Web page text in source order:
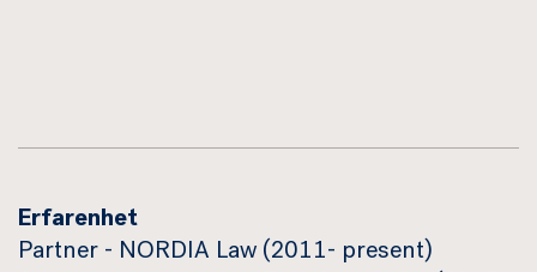
Erfarenhet
Partner - NORDIA Law (2011- present)